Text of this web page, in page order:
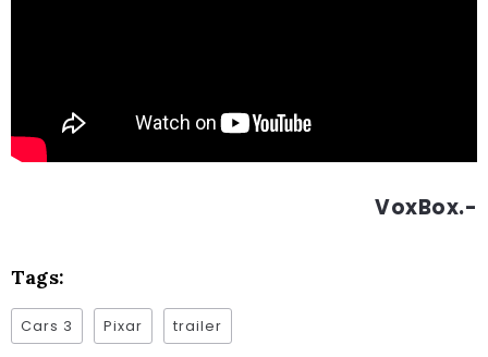
VoxBox.-
Tags:
Cars 3 Pixar trailer